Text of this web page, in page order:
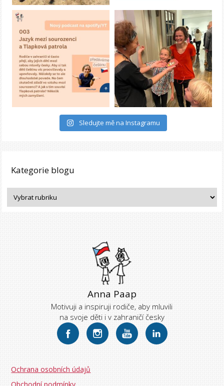
Sledujte mě na Instagramu
Kategorie blogu
Anna Paap
Motivuji a inspiruji rodiče, aby mluvili
na svoje děti i v zahraničí česky
Ochrana osobních údajů